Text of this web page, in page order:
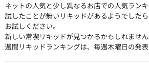
ネットの人気と少し異なるお店での人気ランキ
試したことが無いリキッドがあるようでした
お試しください。
新しい常喫リキッドが見つかるかもしれません
週間リキッドランキングは、毎週木曜日の発表